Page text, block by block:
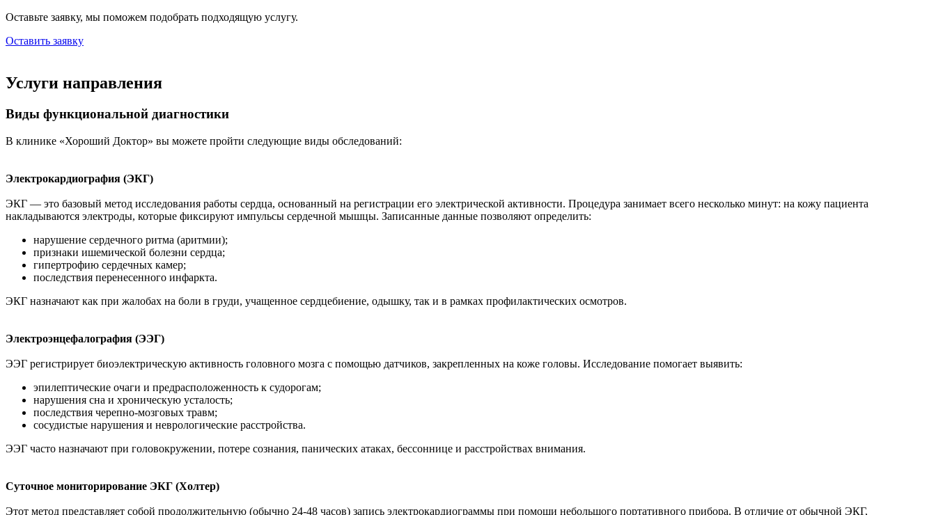
Оставьте заявку, мы поможем подобрать подходящую услугу.
Оставить заявку
Услуги направления
Виды функциональной диагностики
В клинике «Хороший Доктор» вы можете пройти следующие виды обследований:
Электрокардиография (ЭКГ)
ЭКГ — это базовый метод исследования работы сердца, основанный на регистрации его электрической активности. Процедура занимает всего несколько минут: на кожу пациента
накладываются электроды, которые фиксируют импульсы сердечной мышцы. Записанные данные позволяют определить:
нарушение сердечного ритма (аритмии);
признаки ишемической болезни сердца;
гипертрофию сердечных камер;
последствия перенесенного инфаркта.
ЭКГ назначают как при жалобах на боли в груди, учащенное сердцебиение, одышку, так и в рамках профилактических осмотров.
Электроэнцефалография (ЭЭГ)
ЭЭГ регистрирует биоэлектрическую активность головного мозга с помощью датчиков, закрепленных на коже головы. Исследование помогает выявить:
эпилептические очаги и предрасположенность к судорогам;
нарушения сна и хроническую усталость;
последствия черепно-мозговых травм;
сосудистые нарушения и неврологические расстройства.
ЭЭГ часто назначают при головокружении, потере сознания, панических атаках, бессоннице и расстройствах внимания.
Суточное мониторирование ЭКГ (Холтер)
Этот метод представляет собой продолжительную (обычно 24-48 часов) запись электрокардиограммы при помощи небольшого портативного прибора. В отличие от обычной ЭКГ,